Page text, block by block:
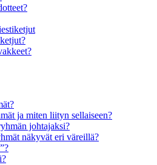
ja miten liityn sellaiseen?
johtajaksi?
näkyvät eri väreillä?